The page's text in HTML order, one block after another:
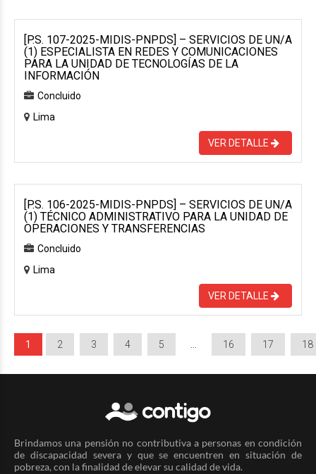
[P.S. 107-2025-MIDIS-PNPDS] – SERVICIOS DE UN/A
(1) ESPECIALISTA EN REDES Y COMUNICACIONES
PARA LA UNIDAD DE TECNOLOGÍAS DE LA
INFORMACIÓN
Concluido
Lima
VER DETALLE
[P.S. 106-2025-MIDIS-PNPDS] – SERVICIOS DE UN/A
(1) TÉCNICO ADMINISTRATIVO PARA LA UNIDAD DE
OPERACIONES Y TRANSFERENCIAS
Concluido
Lima
VER DETALLE
1 2 3 4 5 16 17 18
Brindamos una pensión no contributiva a personas en condición
de discapacidad severa y que se encuentren en situación de
pobreza, con la finalidad de elevar su calidad de vida.